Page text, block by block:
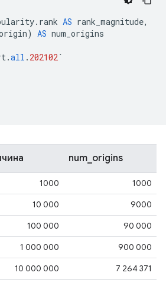
. rank AS rank_magnitude,
) AS num_origins
.all . 202102`
num_origins
1000
1000
10 000
9000
100 000
90 000
1 000 000
900 000
10 000 000 7 264 371